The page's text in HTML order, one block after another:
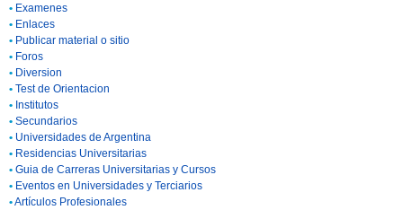
• Examenes
• Enlaces
• Publicar material o sitio
• Foros
• Diversion
• Test de Orientacion
• Institutos
• Secundarios
• Universidades de Argentina
• Residencias Universitarias
• Guia de Carreras Universitarias y Cursos
• Eventos en Universidades y Terciarios
•Artículos Profesionales